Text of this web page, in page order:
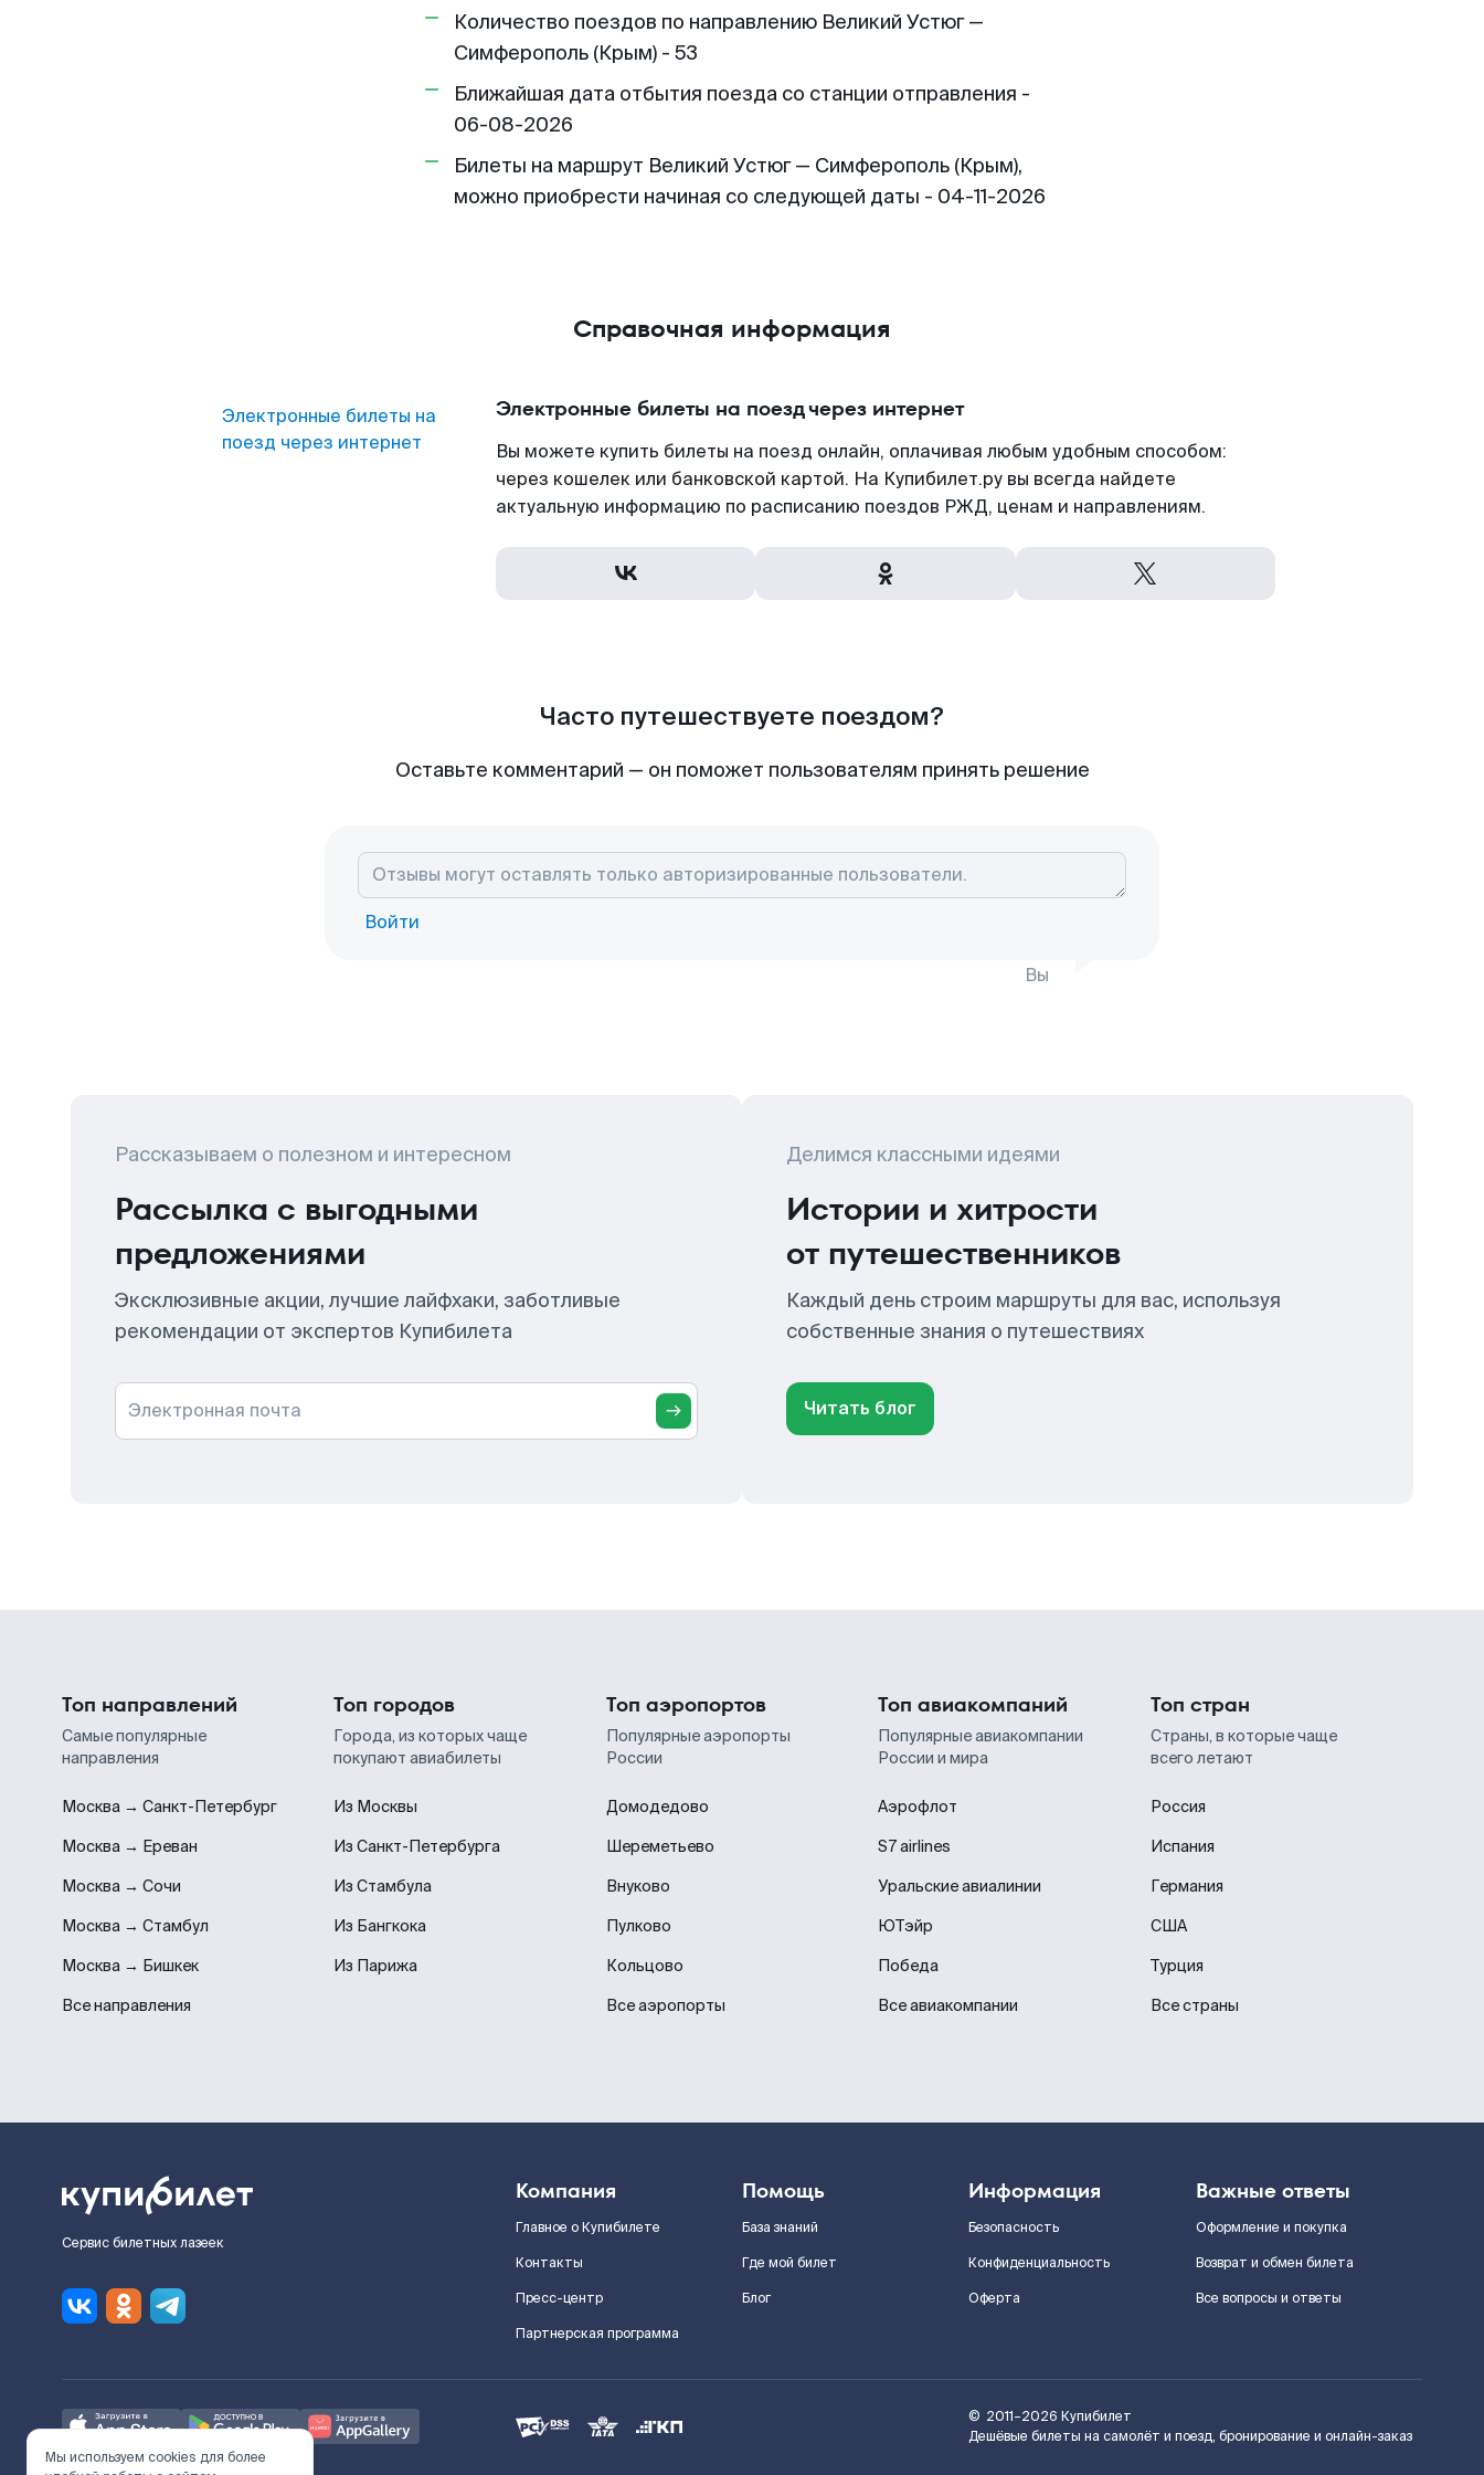
Количество поездов по направлению Великий Устюг —
Симферополь (Крым) - 53
Ближайшая дата отбытия поезда со станции отправления -
06-08-2026
Билеты на маршрут Великий Устюг — Симферополь (Крым),
можно приобрести начиная со следующей даты - 04-11-2026
Справочная информация
Электронные билеты на
поезд через интернет
Электронные билеты на поезд через интернет
Вы можете купить билеты на поезд онлайн, оплачивая любым удобным способом:
через кошелек или банковской картой. На Купибилет.ру вы всегда найдете
актуальную информацию по расписанию поездов РЖД, ценам и направлениям.
Часто путешествуете поездом?
Оставьте комментарий — он поможет пользователям принять решение
Войти
Вы
Рассказываем о полезном и интересном
Рассылка с выгодными
предложениями
Эксклюзивные акции, лучшие лайфхаки, заботливые
рекомендации от экспертов Купибилета
Электронная почта
Делимся классными идеями
Истории и хитрости
от путешественников
Каждый день строим маршруты для вас, используя
собственные знания о путешествиях
Читать блог
Топ направлений
Самые популярные
направления
Москва → Санкт-Петербург
Москва → Ереван
Москва → Сочи
Москва → Стамбул
Москва → Бишкек
Все направления
Топ городов
Города, из которых чаще
покупают авиабилеты
Из Москвы
Из Санкт-Петербурга
Из Стамбула
Из Бангкока
Из Парижа
Топ аэропортов
Популярные аэропорты
России
Домодедово
Шереметьево
Внуково
Пулково
Кольцово
Все аэропорты
Топ авиакомпаний
Популярные авиакомпании
России и мира
Аэрофлот
S7 airlines
Уральские авиалинии
ЮТэйр
Победа
Все авиакомпании
Топ стран
Страны, в которые чаще
всего летают
Россия
Испания
Германия
США
Турция
Все страны
Сервис билетных лазеек
Компания
Главное о Купибилете
Контакты
Пресс-центр
Партнерская программа
Помощь
База знаний
Где мой билет
Блог
Информация
Безопасность
Конфиденциальность
Оферта
Важные ответы
Оформление и покупка
Возврат и обмен билета
Все вопросы и ответы
© 2011–2026 Купибилет
Дешёвые билеты на самолёт и поезд, бронирование и онлайн-заказ
Мы используем cookies для более